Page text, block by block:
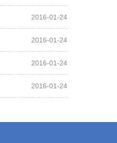
2016-01-24
2016-01-24
2016-01-24
2016-01-24